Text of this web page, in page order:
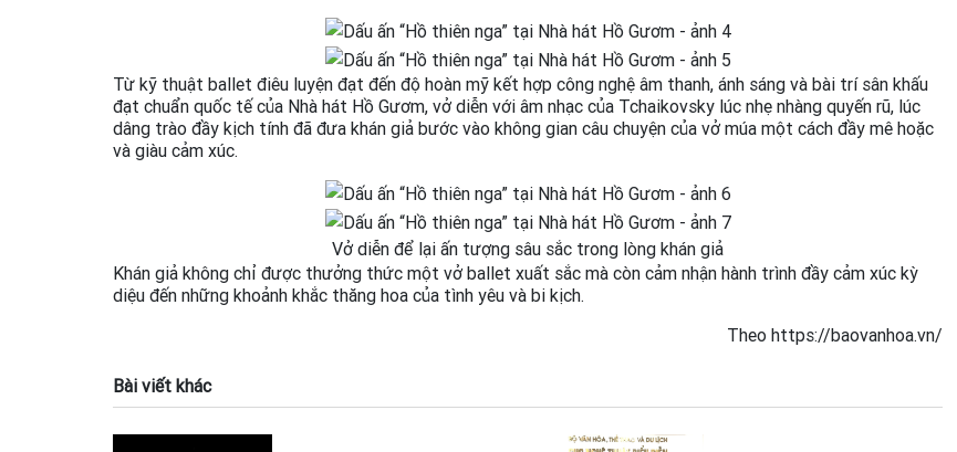
Từ kỹ thuật ballet điêu luyện đạt đến độ hoàn mỹ kết hợp công nghệ âm thanh, ánh sáng và bài trí sân khấu
đạt chuẩn quốc tế của Nhà hát Hồ Gươm, vở diễn với âm nhạc của Tchaikovsky lúc nhẹ nhàng quyến rũ, lúc
dâng trào đầy kịch tính đã đưa khán giả bước vào không gian câu chuyện của vở múa một cách đầy mê hoặc
và giàu cảm xúc.
Vở diễn để lại ấn tượng sâu sắc trong lòng khán giả
Khán giả không chỉ được thưởng thức một vở ballet xuất sắc mà còn cảm nhận hành trình đầy cảm xúc kỳ
diệu đến những khoảnh khắc thăng hoa của tình yêu và bi kịch.
Theo https://baovanhoa.vn/
Bài viết khác